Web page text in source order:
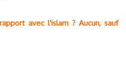
avec l'islam ? Aucun, sauf